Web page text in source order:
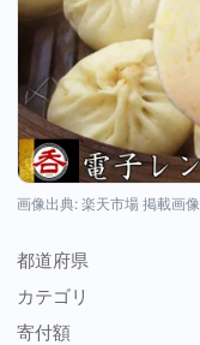
画像出典: 楽天市場 掲載画像
都道府県
カテゴリ
寄付額